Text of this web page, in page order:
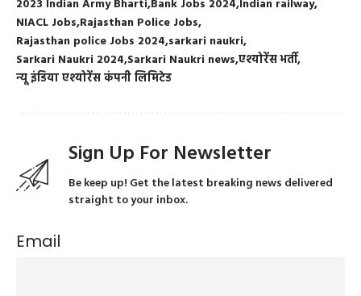
2023 Indian Army Bharti Bank Jobs 2024 Indian railway
NIACL Jobs Rajasthan Police Jobs
Rajasthan police Jobs 2024 sarkari naukri
Sarkari Naukri 2024 Sarkari Naukri news एश्योरेंस भर्ती
न्यू इंडिया एश्योरेंस कंपनी लिमिटेड
Sign Up For Newsletter
Be keep up! Get the latest breaking news delivered
straight to your inbox.
Email